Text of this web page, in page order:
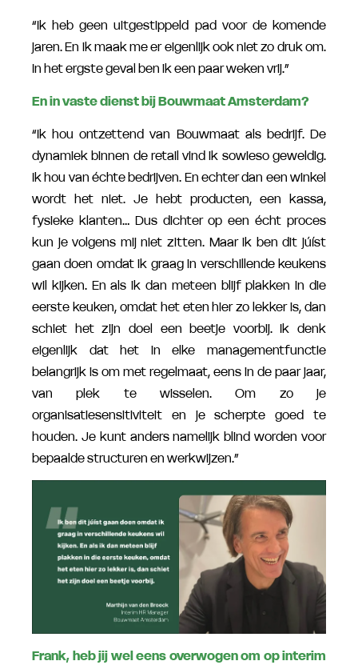
“Ik heb geen uitgestippeld pad voor de komende
jaren. En ik maak me er eigenlijk ook niet zo druk om.
In het ergste geval ben ik een paar weken vrij.”
En in vaste dienst bij Bouwmaat Amsterdam?
“Ik hou ontzettend van Bouwmaat als bedrijf. De
dynamiek binnen de retail vind ik sowieso geweldig.
Ik hou van échte bedrijven. En echter dan een winkel
wordt het niet. Je hebt producten, een kassa,
fysieke klanten… Dus dichter op een écht proces
kun je volgens mij niet zitten. Maar ik ben dit júíst
gaan doen omdat ik graag in verschillende keukens
wil kijken. En als ik dan meteen blijf plakken in die
eerste keuken, omdat het eten hier zo lekker is, dan
schiet het zijn doel een beetje voorbij. Ik denk
eigenlijk dat het in elke managementfunctie
belangrijk is om met regelmaat, eens in de paar jaar,
van plek te wisselen. Om zo je
organisatiesensitiviteit en je scherpte goed te
houden. Je kunt anders namelijk blind worden voor
bepaalde structuren en werkwijzen.”
Frank, heb jij wel eens overwogen om op interim